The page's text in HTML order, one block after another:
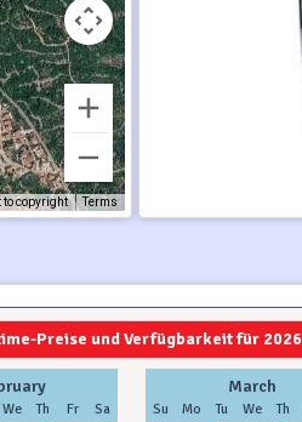
to copyright Terms
Preise und Verfügbarkeit für 2026
We Th Fr Sa
March
Su Mo Tu We Th